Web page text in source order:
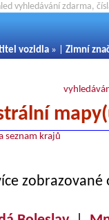
vyhledávání zdarma,
vozidla » | Zimní
seznam krajů
zobrazované